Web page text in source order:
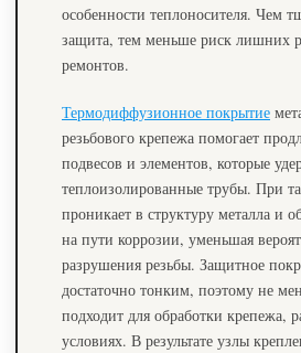
особенности теплоносителя. Чем
защита, тем меньше риск лишних
ремонтов.
Термодиффузионное покрытие
резьбового крепежа помогает
подвесов и элементов, которые
теплоизолированные трубы. При
проникает в структуру металла и
на пути коррозии, уменьшая
разрушения резьбы. Защитное
достаточно тонким, поэтому не
подходит для обработки крепежа,
условиях. В результате узлы